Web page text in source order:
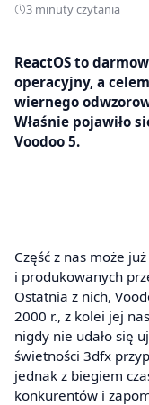
3 minuty czytania
ReactOS to
operacyjny, a
wiernego
Właśnie pojawiło
Voodoo 5.
Część z nas może
i produkowanych
Ostatnia z nich,
2000 r., z kolei jej
nigdy nie udało się
świetności 3dfx
jednak z biegiem
konkurentów i